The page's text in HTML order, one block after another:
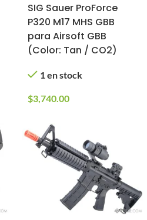
SIG Sauer ProForce
P320 M17 MHS GBB
para Airsoft GBB
(Color: Tan / CO2)
1 en stock
$3,740.00